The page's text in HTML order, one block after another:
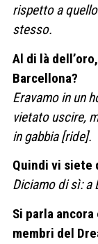
rispetto a
stesso.
Al di là
Barcellona?
Eravamo in un
vietato uscire,
in gabbia [ride].
Quindi vi
Diciamo di sì: a
Si parla
membri del